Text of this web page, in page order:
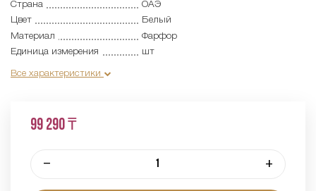
Страна
ОАЭ
Цвет
Белый
Материал
Фарфор
Единица измерения
шт
Все характеристики
99 290 ₸
– +